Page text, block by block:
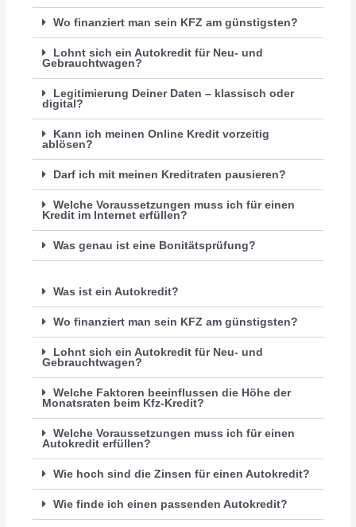
Wo finanziert man sein KFZ am günstigsten?
Lohnt sich ein Autokredit für Neu- und
Gebrauchtwagen?
Legitimierung Deiner Daten – klassisch oder
digital?
Kann ich meinen Online Kredit vorzeitig
ablösen?
Darf ich mit meinen Kreditraten pausieren?
Welche Voraussetzungen muss ich für einen
Kredit im Internet erfüllen?
Was genau ist eine Bonitätsprüfung?
Was ist ein Autokredit?
Wo finanziert man sein KFZ am günstigsten?
Lohnt sich ein Autokredit für Neu- und
Gebrauchtwagen?
Welche Faktoren beeinflussen die Höhe der
Monatsraten beim Kfz-Kredit?
Welche Voraussetzungen muss ich für einen
Autokredit erfüllen?
Wie hoch sind die Zinsen für einen Autokredit?
Wie finde ich einen passenden Autokredit?